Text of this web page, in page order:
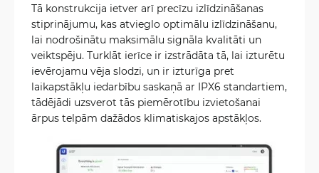
Tā konstrukcija ietver arī precīzu izlīdzināšanas
stiprinājumu, kas atvieglo optimālu izlīdzināšanu,
lai nodrošinātu maksimālu signāla kvalitāti un
veiktspēju. Turklāt ierīce ir izstrādāta tā, lai izturētu
ievērojamu vēja slodzi, un ir izturīga pret
laikapstākļu iedarbību saskaņā ar IPX6 standartiem,
tādējādi uzsverot tās piemērotību izvietošanai
ārpus telpām dažādos klimatiskajos apstākļos.